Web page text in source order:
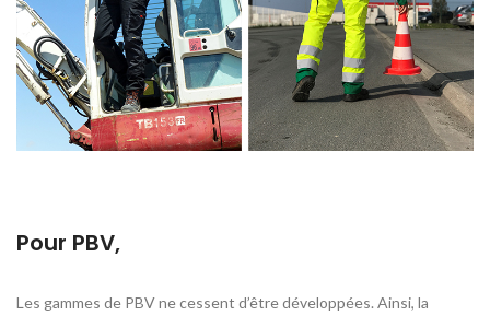
Pour PBV,
Les gammes de PBV ne cessent d’être développées. Ainsi, la